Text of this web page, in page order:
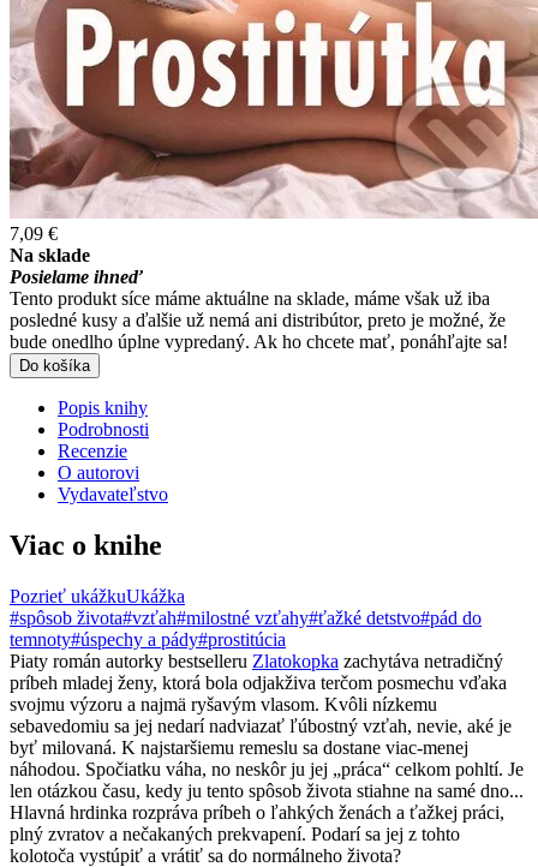
7,09 €
Na sklade
Posielame ihneď
Tento produkt síce máme aktuálne na sklade, máme však už iba
posledné kusy a ďalšie už nemá ani distribútor, preto je možné, že
bude onedlho úplne vypredaný. Ak ho chcete mať, ponáhľajte sa!
Do košíka
Popis knihy
Podrobnosti
Recenzie
O autorovi
Vydavateľstvo
Viac o knihe
Pozrieť ukážkuUkážka
#spôsob života#vzťah#milostné vzťahy#ťažké detstvo#pád do
temnoty#úspechy a pády#prostitúcia
Piaty román autorky bestselleru Zlatokopka zachytáva netradičný
príbeh mladej ženy, ktorá bola odjakživa terčom posmechu vďaka
svojmu výzoru a najmä ryšavým vlasom. Kvôli nízkemu
sebavedomiu sa jej nedarí nadviazať ľúbostný vzťah, nevie, aké je
byť milovaná. K najstaršiemu remeslu sa dostane viac-menej
náhodou. Spočiatku váha, no neskôr ju jej „práca“ celkom pohltí. Je
len otázkou času, kedy ju tento spôsob života stiahne na samé dno...
Hlavná hrdinka rozpráva príbeh o ľahkých ženách a ťažkej práci,
plný zvratov a nečakaných prekvapení. Podarí sa jej z tohto
kolotoča vystúpiť a vrátiť sa do normálneho života?